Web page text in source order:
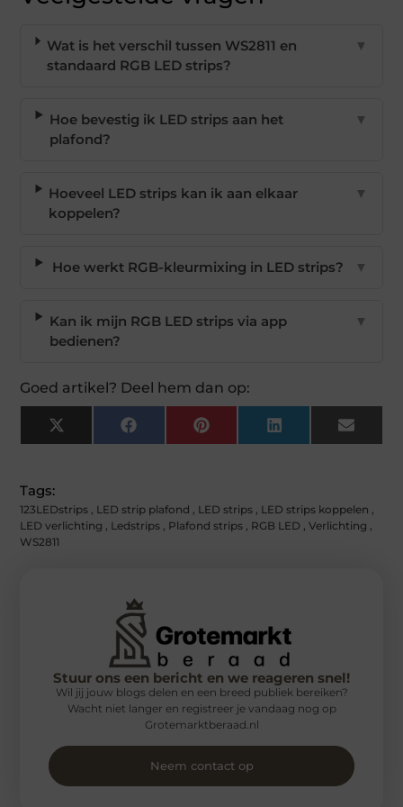
Wat is het verschil tussen WS2811 en
standaard RGB LED strips?
▼
Hoe bevestig ik LED strips aan het
plafond?
▼
Hoeveel LED strips kan ik aan elkaar
koppelen?
▼
Hoe werkt RGB-kleurmixing in LED strips? ▼
Kan ik mijn RGB LED strips via app
bedienen?
▼
Goed artikel? Deel hem dan op:
X
(Twitter)
FacebookPinterest LinkedIn Email
Tags:
123LEDstrips , LED strip plafond , LED strips , LED strips koppelen ,
LED verlichting , Ledstrips , Plafond strips , RGB LED ,Verlichting ,
WS2811
Stuur ons een bericht en we reageren snel!
Wil jij jouw blogs delen en een breed publiek bereiken?
Wacht niet langer en registreer je vandaag nog op
Grotemarktberaad.nl
Neem contact op